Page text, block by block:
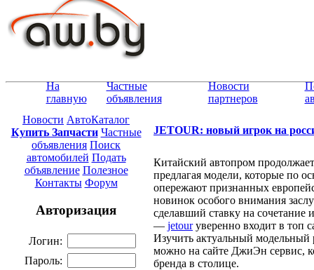
На
главную
Частные
объявления
Новости
партнеров
Новости АвтоКаталог
Купить Запчасти Частные
объявления Поиск
автомобилей Подать
объявление Полезное
Контакты Форум
Авторизация
Логин:
Пароль:
JETOUR: новый игрок на
Китайский автопром
предлагая модели, которые по
опережают признанных
новинок особого внимания
сделавший ставку на
— jetourуверенно входит в топ
Изучить актуальный
можно на сайте ДжиЭн сервис,
бренда в столице.